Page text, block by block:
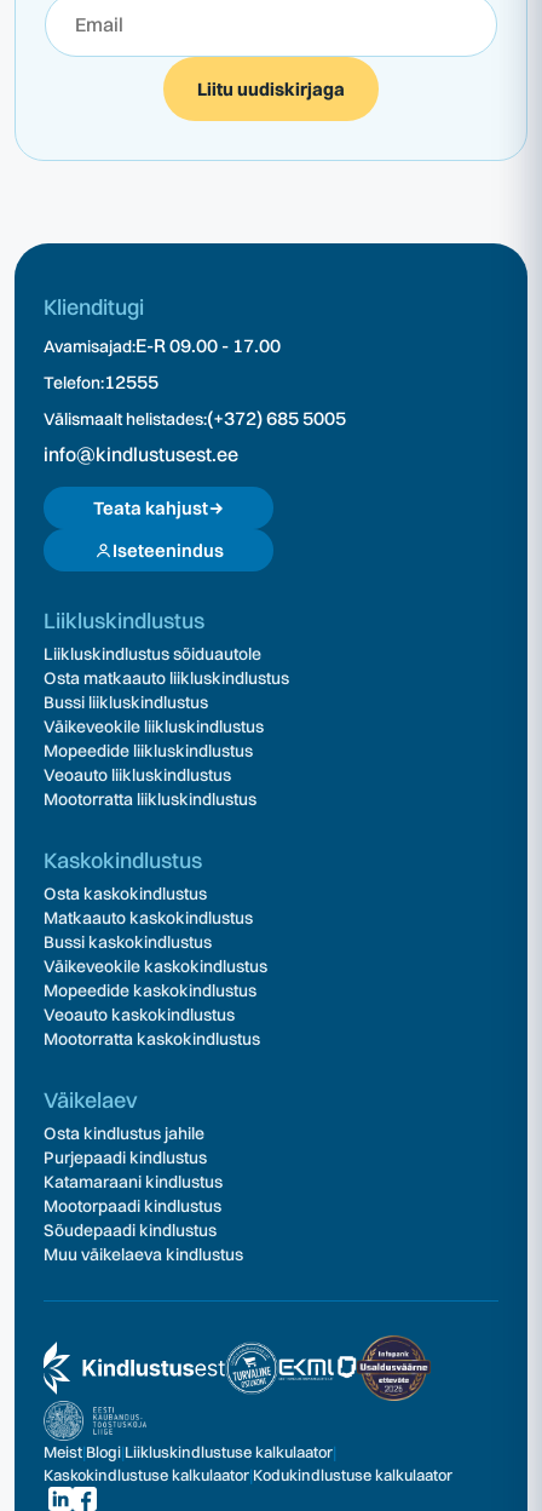
Liitu uudiskirjaga
Klienditugi
Avamisajad:E-R 09.00 - 17.00
Telefon:12555
Välismaalt helistades:(+372) 685 5005
info@kindlustusest.ee
Teata kahjust
Iseteenindus
Liikluskindlustus
Liikluskindlustus sõiduautole
Osta matkaauto liikluskindlustus
Bussi liikluskindlustus
Väikeveokile liikluskindlustus
Mopeedide liikluskindlustus
Veoauto liikluskindlustus
Mootorratta liikluskindlustus
Kaskokindlustus
Osta kaskokindlustus
Matkaauto kaskokindlustus
Bussi kaskokindlustus
Väikeveokile kaskokindlustus
Mopeedide kaskokindlustus
Veoauto kaskokindlustus
Mootorratta kaskokindlustus
Väikelaev
Osta kindlustus jahile
Purjepaadi kindlustus
Katamaraani kindlustus
Mootorpaadi kindlustus
Sõudepaadi kindlustus
Muu väikelaeva kindlustus
Meist|Blogi|Liikluskindlustuse kalkulaator|
Kaskokindlustuse kalkulaator|Kodukindlustuse kalkulaator